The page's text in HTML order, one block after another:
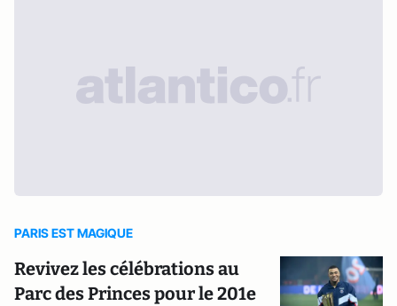
PARIS EST MAGIQUE
Revivez les célébrations au
Parc des Princes pour le 201e